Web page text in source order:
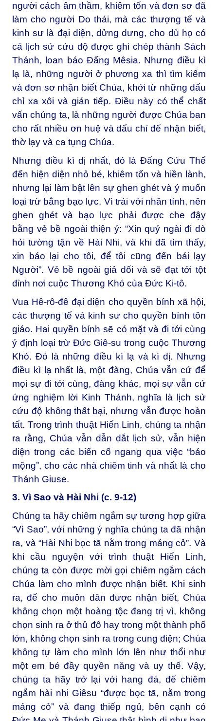
người cách âm thầm, khiêm tốn và đơn sơ đã
làm cho người Do thái, mà các thượng tế và
kinh sư là đại diện, dửng dưng, cho dù họ có
cả lịch sử cứu độ được ghi chép thành Sách
Thánh, loan báo Đấng Mêsia. Nhưng điều kì
lạ là, những người ở phương xa thì tìm kiếm
và đơn sơ nhận biết Chúa, khởi từ những dấu
chỉ xa xôi và gián tiếp. Điều này có thể chất
vấn chúng ta, là những người được Chúa ban
cho rất nhiều ơn huệ và dấu chỉ để nhận biết,
thờ lạy và ca tụng Chúa.
Nhưng điều kì dị nhất, đó là Đấng Cứu Thế
đến hiện diện nhỏ bé, khiêm tốn và hiền lành,
nhưng lại làm bật lên sự ghen ghét và ý muốn
loại trừ bằng bạo lực. Vì trái với nhân tính, nên
ghen ghét và bạo lực phải được che đậy
bằng vẻ bề ngoài thiện ý: “Xin quý ngài đi dò
hỏi tường tận về Hài Nhi, và khi đã tìm thấy,
xin báo lại cho tôi, để tôi cũng đến bái lạy
Người”. Vẻ bề ngoài giả dối và sẽ đạt tới tột
đỉnh nơi cuộc Thương Khó của Đức Ki-tô.
Vua Hê-rô-đê đại diện cho quyền bính xã hội,
các thượng tế và kinh sư cho quyền bính tôn
giáo. Hai quyền bính sẽ có mặt và đi tới cùng
ý định loại trừ Đức Giê-su trong cuộc Thương
Khó. Đó là những điều kì lạ và kì dị. Nhưng
điều kì lạ nhất là, một đàng, Chúa vẫn cứ để
mọi sự đi tới cùng, đàng khác, mọi sự vẫn cứ
ứng nghiệm lời Kinh Thánh, nghĩa là lịch sử
cứu độ không thất bại, nhưng vẫn được hoàn
tất. Trong trình thuật Hiển Linh, chúng ta nhận
ra rằng, Chúa vẫn dẫn dắt lịch sử, vẫn hiện
diện trong các biến cố ngang qua việc “báo
mộng”, cho các nhà chiêm tinh và nhất là cho
Thánh Giuse.
3. Vì Sao và Hài Nhi (c. 9-12)
Chúng ta hãy chiêm ngắm sự tương hợp giữa
“Vì Sao”, với những ý nghĩa chúng ta đã nhận
ra, và “Hài Nhi bọc tã nằm trong máng cỏ”. Và
khi cầu nguyện với trình thuật Hiển Linh,
chúng ta còn được mời gọi chiêm ngắm cách
Chúa làm cho mình được nhận biết. Khi sinh
ra, để cho muôn dân được nhận biết, Chúa
không chọn một hoàng tộc đang trị vì, không
chọn sinh ra ở thủ đô hay trong một thành phố
lớn, không chọn sinh ra trong cung điện; Chúa
không tự làm cho mình lớn lên như thổi như
một em bé đầy quyền năng và uy thế. Vậy,
chúng ta hãy trở lại với hang đá, để chiêm
ngắm hài nhi Giêsu “được bọc tã, nằm trong
máng cỏ” và đang thiếp ngủ, bên cạnh có